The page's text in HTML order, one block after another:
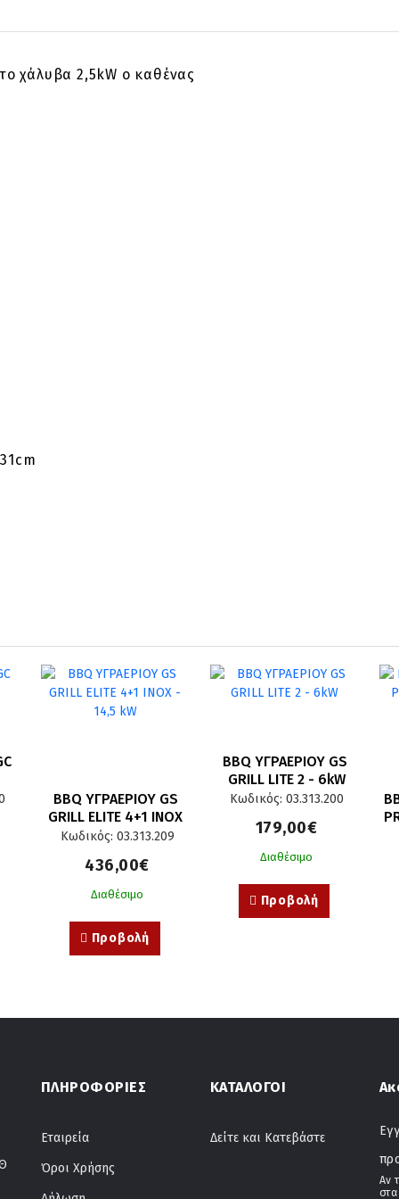
χάλυβα 2,5kW ο καθένας
BBQ ΥΓΡΑΕΡΙΟΥ GS
GRILL ELITE 4+1 ΙΝΟΧ
- 14,5 kW
Κωδικός: 03.313.209
436,00€
Διαθέσιμο
Προβολή
BBQ ΥΓΡΑΕΡΙΟΥ GS
GRILL LITE 2 - 6kW
Κωδικός: 03.313.200
179,00€
Διαθέσιμο
Προβολή
ΠΛΗΡΟΦΟΡΙΕΣ
Εταιρεία
Όροι Χρήσης
ΚΑΤΑΛΟΓΟΙ
Δείτε και Κατεβάστε
Αν